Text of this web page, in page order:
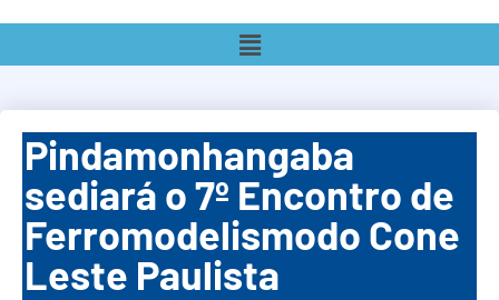
Pindamonhangaba
sediará o 7º Encontro de
Ferromodelismodo Cone
Leste Paulista